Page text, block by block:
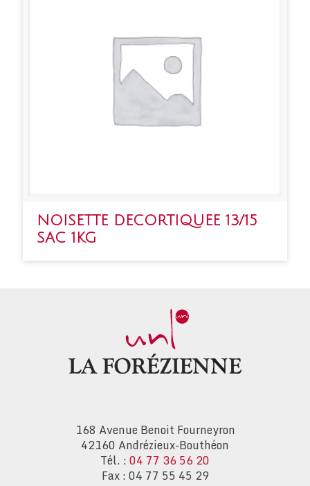
NOISETTE DECORTIQUEE 13/15
SAC 1KG
168 Avenue Benoit Fourneyron
42160 Andrézieux-Bouthéon
Tél. :04 77 36 56 20
Fax : 04 77 55 45 29